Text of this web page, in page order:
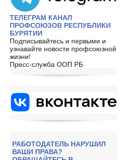
ТЕЛЕГРАМ КАНАЛ
ПРОФСОЮЗОВ РЕСПУБЛИКИ
БУРЯТИИ
Подписывайтесь и первыми и
узнавайте новости профсоюзной
жизни!
Пресс-служба ООП РБ
РАБОТОДАТЕЛЬ НАРУШИЛ
ВАШИ ПРАВА?